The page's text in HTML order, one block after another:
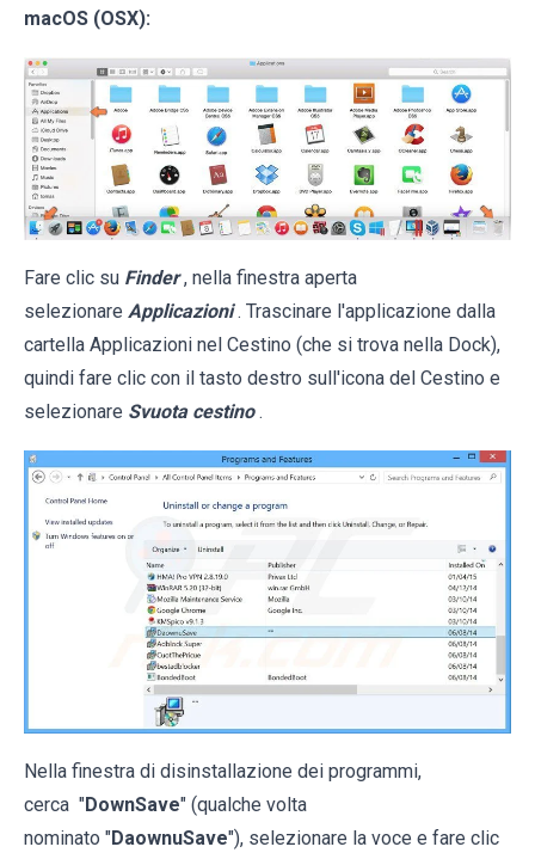
macOS (OSX):
Fare clic su Finder , nella finestra aperta
selezionare Applicazioni . Trascinare l'applicazione dalla
cartella Applicazioni nel Cestino (che si trova nella Dock),
quindi fare clic con il tasto destro sull'icona del Cestino e
selezionare Svuota cestino .
Nella finestra di disinstallazione dei programmi,
cerca "DownSave" (qualche volta
nominato "DaownuSave"), selezionare la voce e fare clic